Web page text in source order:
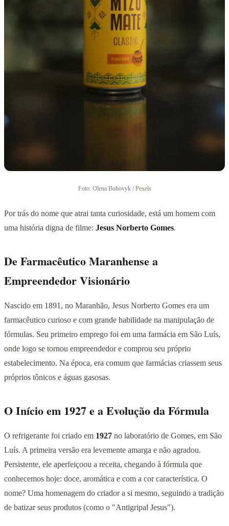
Foto: Olena Bohovyk /Pexels
Por trás do nome que atrai tanta curiosidade, está um homem com
uma história digna de filme: Jesus Norberto Gomes.
De Farmacêutico Maranhense a
Empreendedor Visionário
Nascido em 1891, no Maranhão, Jesus Norberto Gomes era um
farmacêutico curioso e com grande habilidade na manipulação de
fórmulas. Seu primeiro emprego foi em uma farmácia em São Luís,
onde logo se tornou empreendedor e comprou seu próprio
estabelecimento. Na época, era comum que farmácias criassem seus
próprios tônicos e águas gasosas.
O Início em 1927 e a Evolução da Fórmula
O refrigerante foi criado em 1927 no laboratório de Gomes, em São
Luís. A primeira versão era levemente amarga e não agradou.
Persistente, ele aperfeiçoou a receita, chegando à fórmula que
conhecemos hoje: doce, aromática e com a cor característica. O
nome? Uma homenagem do criador a si mesmo, seguindo a tradição
de batizar seus produtos (como o "Antigripal Jesus").